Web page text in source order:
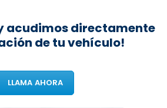
acudimos directamente
de tu vehículo!
LLAMA AHORA